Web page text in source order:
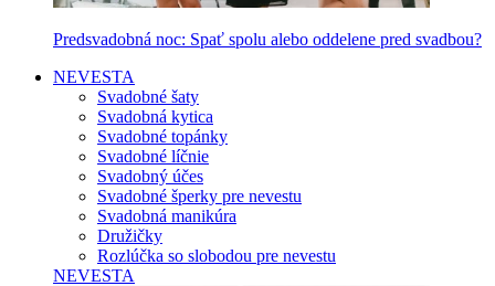
Predsvadobná noc: Spať spolu alebo oddelene pred svadbou?
NEVESTA
Svadobné šaty
Svadobná kytica
Svadobné topánky
Svadobné líčnie
Svadobný účes
Svadobné šperky pre nevestu
Svadobná manikúra
Družičky
Rozlúčka so slobodou pre nevestu
NEVESTA